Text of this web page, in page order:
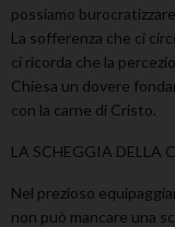
possiamo
La sofferenza che ci
ci ricorda che la
Chiesa un dovere
con la carne di Cristo.
LA SCHEGGIA DELLA
Nel prezioso
non può mancare una